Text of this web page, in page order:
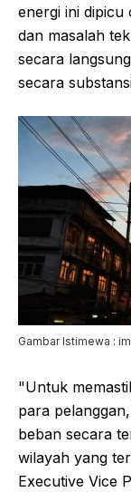
energi ini dipicu
dan masalah
secara
secara
Gambar Istimewa :
"Untuk
para
beban secara
wilayah yang
Executive Vice